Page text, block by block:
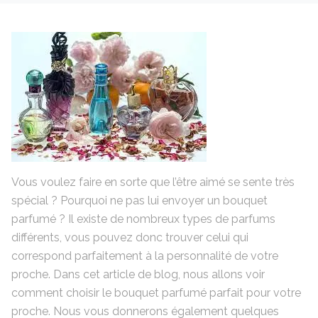
Vous voulez faire en sorte que l’être aimé se sente très
spécial ? Pourquoi ne pas lui envoyer un bouquet
parfumé ? Il existe de nombreux types de parfums
différents, vous pouvez donc trouver celui qui
correspond parfaitement à la personnalité de votre
proche. Dans cet article de blog, nous allons voir
comment choisir le bouquet parfumé parfait pour votre
proche. Nous vous donnerons également quelques